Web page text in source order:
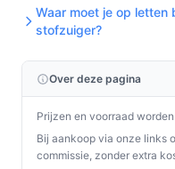
Bewaar de
buiten bereik van
Installatie & eerste
Plaats het apparaat en
begint. Monteer
of alles goed vastklikt.
Waar moet je op letten
stofzuiger?
Over deze pagina
Prijzen en voorraad
Bij aankoop via onze links
commissie, zonder extra